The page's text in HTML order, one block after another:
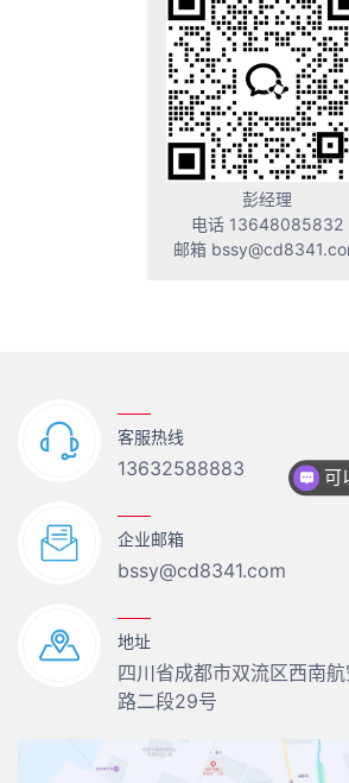
彭经理
电话 13648085832
邮箱
客服热线
13632588883
企业邮箱
bssy@cd8341.com
地址
四川省成都市双流区西南
路二段29号